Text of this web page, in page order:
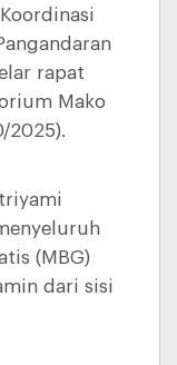
rapat
Mako
2025).
(MBG)
dari sisi